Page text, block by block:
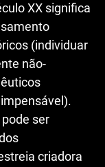
XX significa
(individuar
não-
ser
criadora